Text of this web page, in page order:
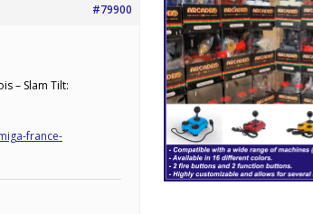
#79900
– Slam Tilt:
france-